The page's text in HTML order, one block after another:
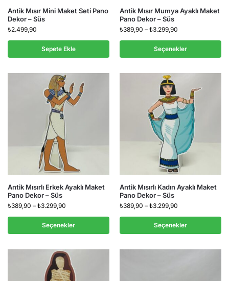
Antik Mısır Mini Maket Seti Pano
Dekor – Süs
₺2.499,90
Sepete Ekle
Antik Mısır Mumya Ayaklı Maket
Pano Dekor – Süs
₺389,90 – ₺3.299,90
Seçenekler
Antik Mısırlı Erkek Ayaklı Maket
Pano Dekor – Süs
₺389,90 – ₺3.299,90
Seçenekler
Antik Mısırlı Kadın Ayaklı Maket
Pano Dekor – Süs
₺389,90 – ₺3.299,90
Seçenekler